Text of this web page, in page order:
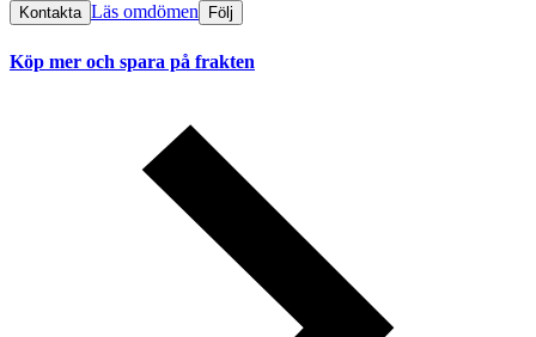
Kontakta Läs omdömen Följ
Köp mer och spara på frakten